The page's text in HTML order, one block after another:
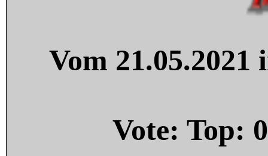
Vom
Vote: Top: 0